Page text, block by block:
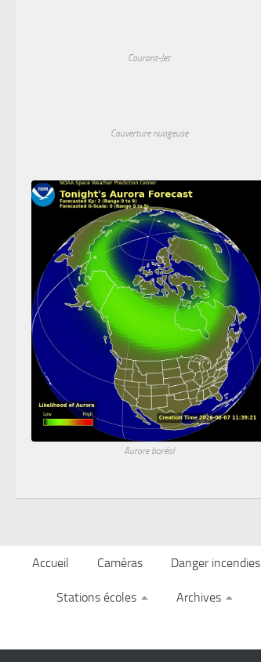
Courant-Jet
Couverture nuageuse
Aurore boréal
Accueil Caméras Danger incendies
Stations écoles Archives